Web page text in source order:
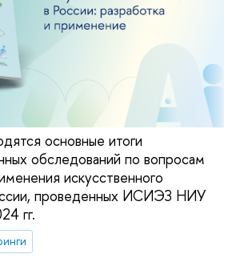
основные итоги
обследований по вопросам
искусственного
проведенных ИСИЭЗ НИУ
гг.